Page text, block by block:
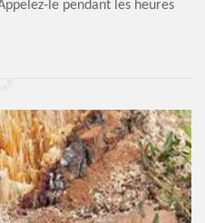
le pendant les heures